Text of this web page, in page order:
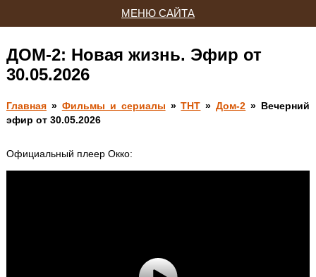
ДОМ-2: Новая жизнь. Эфир от
30.05.2026
Главная» Фильмы и сериалы »ТНТ »Дом-2 » Вечерний
эфир от 30.05.2026
Официальный плеер Окко:
МЕНЮ САЙТА